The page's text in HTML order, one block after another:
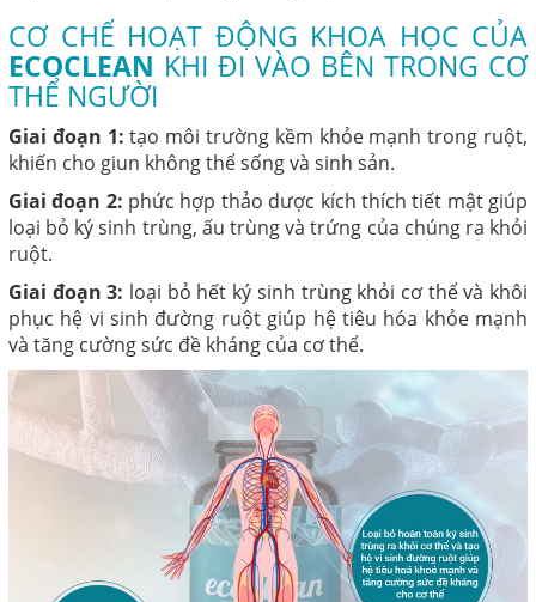
CƠ CHẾ HOẠT ĐỘNG KHOA HỌC CỦA
ECOCLEAN KHI ĐI VÀO BÊN TRONG CƠ
THỂ NGƯỜI
Giai đoạn 1: tạo môi trường kềm khỏe mạnh trong ruột,
khiến cho giun không thể sống và sinh sản.
Giai đoạn 2: phức hợp thảo dược kích thích tiết mật giúp
loại bỏ ký sinh trùng, ấu trùng và trứng của chúng ra khỏi
ruột.
Giai đoạn 3: loại bỏ hết ký sinh trùng khỏi cơ thể và khôi
phục hệ vi sinh đường ruột giúp hệ tiêu hóa khỏe mạnh
và tăng cường sức đề kháng của cơ thể.